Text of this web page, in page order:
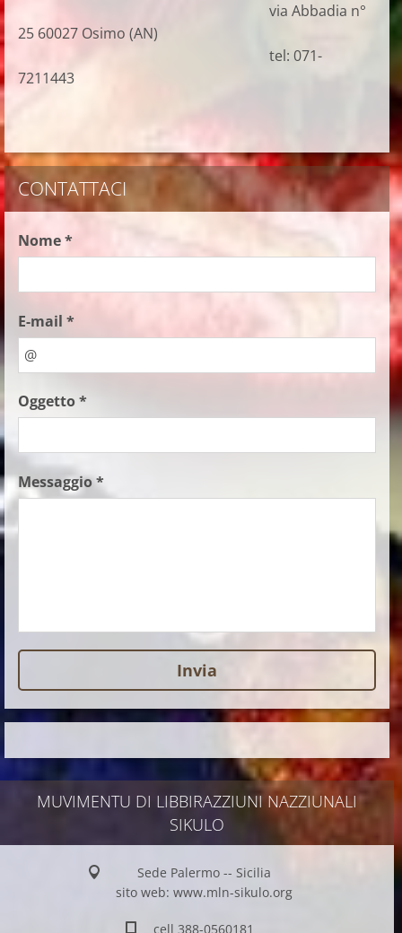
via Abbadia n°
25 60027 Osimo (AN)
tel: 071-
7211443
CONTATTACI
Nome *
E-mail *
Oggetto *
Messaggio *
MUVIMENTU DI LIBBIRAZZIUNI NAZZIUNALI
SIKULO
Sede Palermo -- Sicilia
sito web: www.mln-sikulo.org
cell 388-0560181